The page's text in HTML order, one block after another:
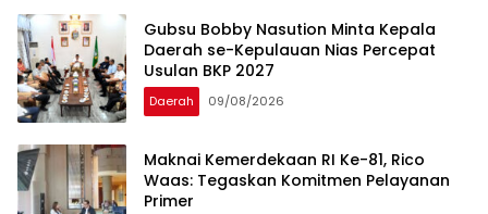
Gubsu Bobby Nasution Minta Kepala
Daerah se-Kepulauan Nias Percepat
Usulan BKP 2027
Daerah 09/08/2026
Maknai Kemerdekaan RI Ke-81, Rico
Waas: Tegaskan Komitmen Pelayanan
Primer